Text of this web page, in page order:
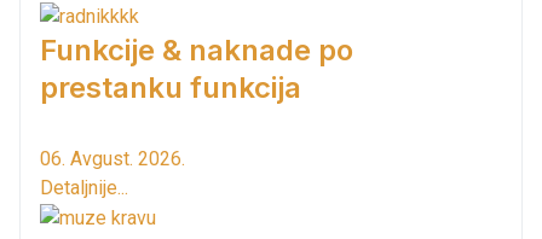
Funkcije & naknade po
prestanku funkcija
06. Avgust. 2026.
Detaljnije...